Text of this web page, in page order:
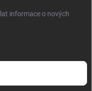
informace o nových